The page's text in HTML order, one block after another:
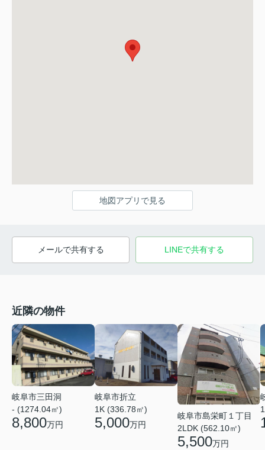
地図アプリで見る
メールで共有する LINEで共有する
近隣の物件
岐阜市三田洞
- (1274.04㎡)
8,800万円
岐阜市折立
1K (336.78㎡)
5,000万円
岐阜市島栄町１丁目
2LDK (562.10㎡)
5,500万円